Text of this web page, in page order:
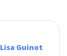
Lisa Guinot